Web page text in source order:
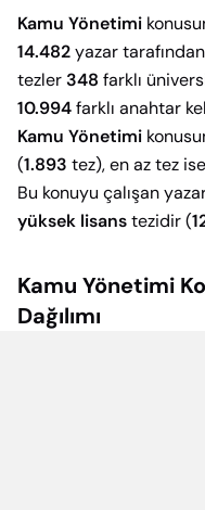
Kamu Yönetimi
14.482yazar
tezler 348 farklı
10.994farklı anahtar
Kamu Yönetimi
(1.893 tez), en az tez ise
Bu konuyu çalışan
yüksek lisanstezidir (
Kamu Yönetimi
Dağılımı